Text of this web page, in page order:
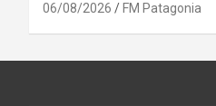
06/08/2026 FM Patagonia